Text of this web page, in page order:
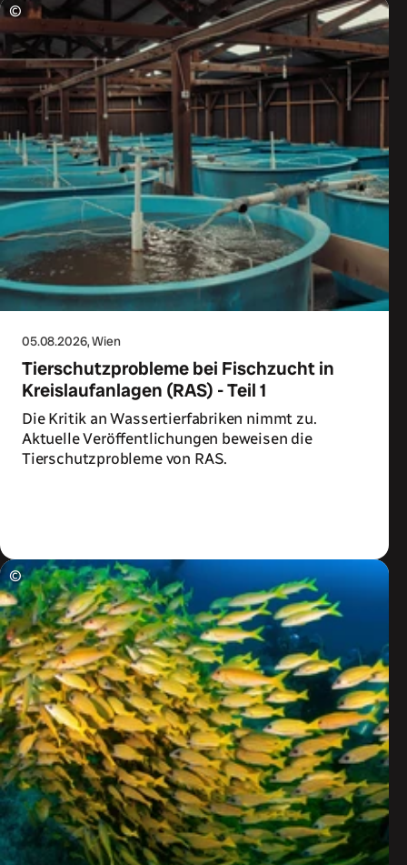
©
05.08.2026, Wien
Tierschutzprobleme bei Fischzucht in
Kreislaufanlagen (RAS) - Teil 1
Die Kritik an Wassertierfabriken nimmt zu.
Aktuelle Veröffentlichungen beweisen die
Tierschutzprobleme von RAS.
©